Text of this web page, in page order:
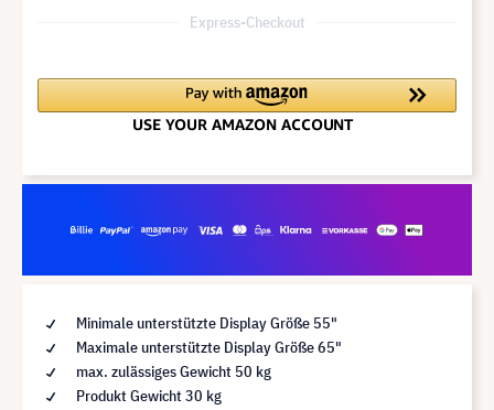
Express-Checkout
Minimale unterstützte Display Größe 55"
Maximale unterstützte Display Größe 65"
max. zulässiges Gewicht 50 kg
Produkt Gewicht 30 kg